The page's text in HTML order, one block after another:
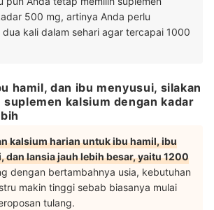
500 mg, artinya Anda perlu
dua kali dalam sehari agar tercapai 1000
hamil, dan ibu menyusui, silakan
kalsium dengan kadar
kalsium harian untuk ibu hamil, ibu
dan lansia jauh lebih besar, yaitu 1200
dengan bertambahnya usia, kebutuhan
makin tinggi sebab biasanya mulai
tulang.